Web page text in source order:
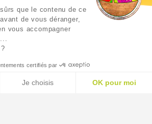
que le contenu de ce
de vous déranger,
vous accompagner
certifiés par
Je choisis OK pour moi
3,70 €